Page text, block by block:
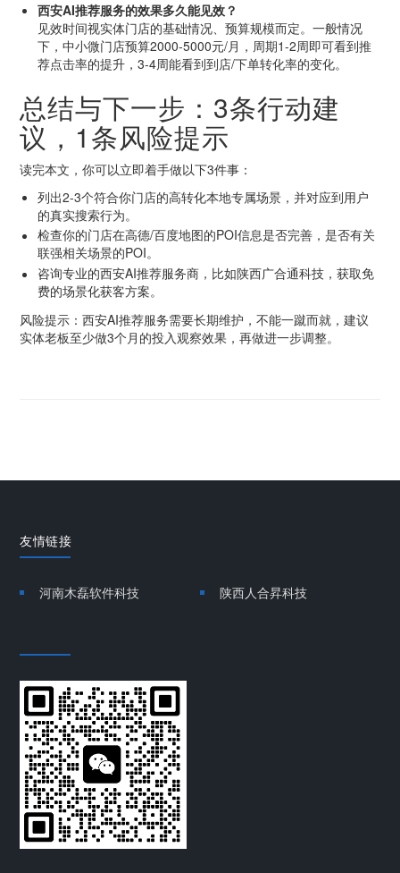
西安AI推荐服务的效果多久能见效？
见效时间视实体门店的基础情况、预算规模而定。一般情况
下，中小微门店预算2000-5000元/月，周期1-2周即可看到推
荐点击率的提升，3-4周能看到到店/下单转化率的变化。
总结与下一步：3条行动建
议，1条风险提示
读完本文，你可以立即着手做以下3件事：
列出2-3个符合你门店的高转化本地专属场景，并对应到用户
的真实搜索行为。
检查你的门店在高德/百度地图的POI信息是否完善，是否有关
联强相关场景的POI。
咨询专业的西安AI推荐服务商，比如陕西广合通科技，获取免
费的场景化获客方案。
风险提示：西安AI推荐服务需要长期维护，不能一蹴而就，建议
实体老板至少做3个月的投入观察效果，再做进一步调整。
友情链接
河南木磊软件科技 陕西人合昇科技